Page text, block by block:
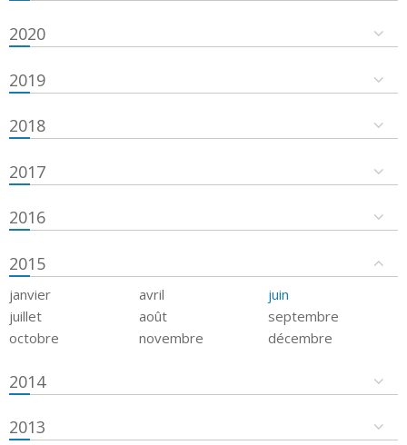
2020
2019
2018
2017
2016
2015
janvier avril
juin
juillet
août
septembre
octobre
novembre décembre
2014
2013